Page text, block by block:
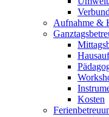
Aufnahme &
Kosten